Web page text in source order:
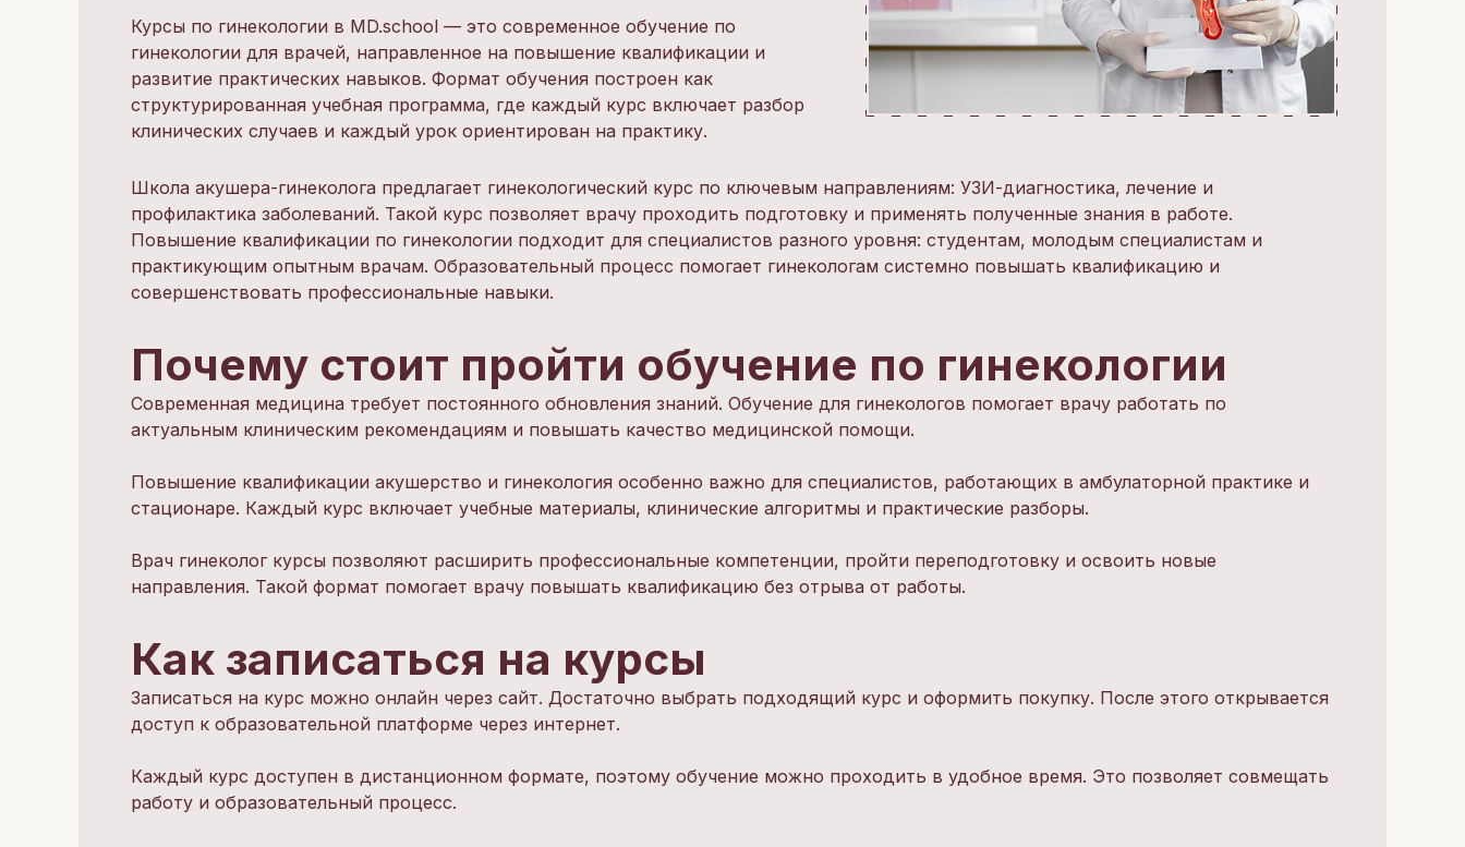
Написать в поддержку
Email
минимум 10 символов
Курсы по гинекологии в MD.school — это современное обучение по
гинекологии для врачей, направленное на повышение квалификации и
развитие практических навыков. Формат обучения построен как
структурированная учебная программа, где каждый курс включает разбор
клинических случаев и каждый урок ориентирован на практику.
Школа акушера-гинеколога предлагает гинекологический курс по ключевым направлениям: УЗИ-диагностика, лечение и
профилактика заболеваний. Такой курс позволяет врачу проходить подготовку и применять полученные знания в работе.
Повышение квалификации по гинекологии подходит для специалистов разного уровня: студентам, молодым специалистам и
практикующим опытным врачам. Образовательный процесс помогает гинекологам системно повышать квалификацию и
совершенствовать профессиональные навыки.
Почему стоит пройти обучение по гинекологии
Современная медицина требует постоянного обновления знаний. Обучение для гинекологов помогает врачу работать по
актуальным клиническим рекомендациям и повышать качество медицинской помощи.
Повышение квалификации акушерство и гинекология особенно важно для специалистов, работающих в амбулаторной практике и
стационаре. Каждый курс включает учебные материалы, клинические алгоритмы и практические разборы.
Врач гинеколог курсы позволяют расширить профессиональные компетенции, пройти переподготовку и освоить новые
направления. Такой формат помогает врачу повышать квалификацию без отрыва от работы.
Как записаться на курсы
Записаться на курс можно онлайн через сайт. Достаточно выбрать подходящий курс и оформить покупку. После этого открывается
доступ к образовательной платформе через интернет.
Каждый курс доступен в дистанционном формате, поэтому обучение можно проходить в удобное время. Это позволяет совмещать
работу и образовательный процесс.